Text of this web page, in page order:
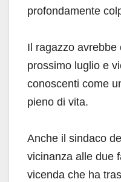
profondamente
Il ragazzo avrebbe
prossimo luglio e
conoscenti come
pieno di vita.
Anche il sindaco
vicinanza alle due
vicenda che ha